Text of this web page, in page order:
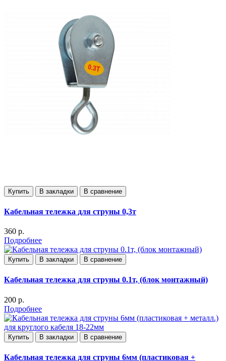
Купить В закладки В сравнение
Кабельная тележка для струны 0,3т
360 р.
Подробнее
Купить В закладки В сравнение
Кабельная тележка для струны 0.1т, (блок монтажный)
200 р.
Подробнее
Купить В закладки В сравнение
Кабельная тележка для струны 6мм (пластиковая +